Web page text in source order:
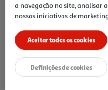
Ir para Homepage
a navegação no site, analisar
nossas iniciativas de
Aceitar todos os cookies
Definições de cookies